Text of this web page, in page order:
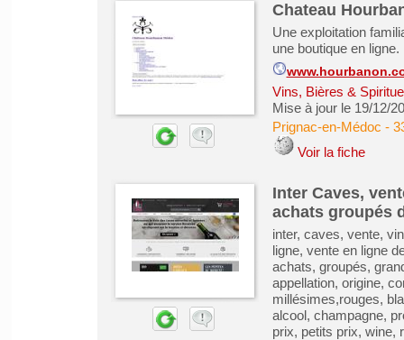
Chateau
Une exploitation
une boutique en ligne.
Vins, Bières &
Mise à jour le 19/12/
Prignac-en-Médoc -
Voir la fiche
Inter Caves,
achats groupés
inter, caves, vente,
ligne, vente en ligne
achats, groupés,
appellation, origine,
millésimes,rouges,
alcool, champagne,
prix, petits prix, wine,